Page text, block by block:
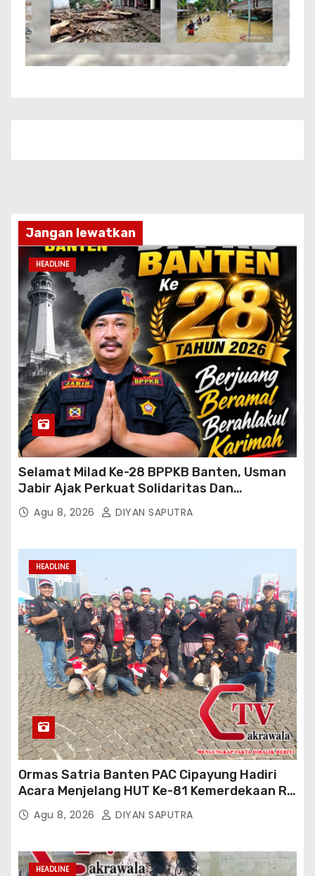
Jangan lewatkan
HEADLINE
Selamat Milad Ke-28 BPPKB Banten, Usman
Jabir Ajak Perkuat Solidaritas Dan
Kebersamaan
Agu 8, 2026 DIYAN SAPUTRA
HEADLINE
Ormas Satria Banten PAC Cipayung Hadiri
Acara Menjelang HUT Ke-81 Kemerdekaan RI
Di Silang Monas
Agu 8, 2026 DIYAN SAPUTRA
HEADLINE